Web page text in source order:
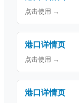
点击使用 →
港口详情页
点击使用 →
港口详情页